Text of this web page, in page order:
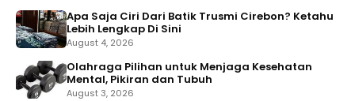
Apa Saja Ciri Dari Batik Trusmi Cirebon? Ketahu
Lebih Lengkap Di Sini
August 4, 2026
Olahraga Pilihan untuk Menjaga Kesehatan
Mental, Pikiran dan Tubuh
August 3, 2026